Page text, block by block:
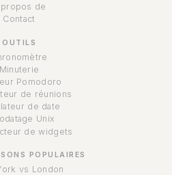
de
Contact
OUTILS
Minuterie
Pomodoro
de réunions
de date
Unix
de widgets
POPULAIRES
vs London